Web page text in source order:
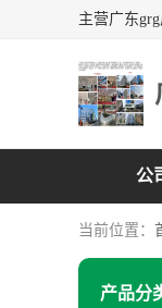
公
当前位置：
产品分